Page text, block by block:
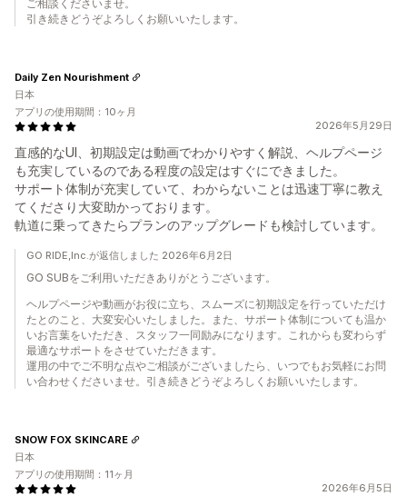
ご相談くださいませ。
引き続きどうぞよろしくお願いいたします。
2026年5月29日
直感的なUI、初期設定は動画でわかりやすく解説、ヘルプページ
も充実しているのである程度の設定はすぐにできました。
サポート体制が充実していて、わからないことは迅速丁寧に教え
てくださり大変助かっております。
軌道に乗ってきたらプランのアップグレードも検討しています。
Daily Zen Nourishment
日本
アプリの使用期間：10ヶ月
GO RIDE,Inc.が返信しました 2026年6月2日
GO SUBをご利用いただきありがとうございます。
ヘルプページや動画がお役に立ち、スムーズに初期設定を行っていただけ
たとのこと、大変安心いたしました。また、サポート体制についても温か
いお言葉をいただき、スタッフ一同励みになります。これからも変わらず
最適なサポートをさせていただきます。
運用の中でご不明な点やご相談がございましたら、いつでもお気軽にお問
い合わせくださいませ。引き続きどうぞよろしくお願いいたします。
2026年6月5日
SNOW FOX SKINCARE
日本
アプリの使用期間：11ヶ月